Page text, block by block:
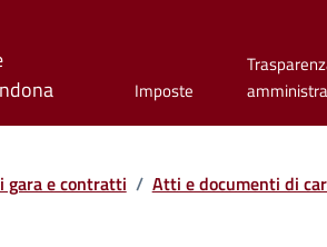
Imposte
gara e contratti / Atti e documenti di